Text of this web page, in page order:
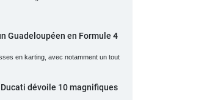
Guadeloupéen en Formule 4
en karting, avec notamment un tout
Ducati dévoile 10 magnifiques